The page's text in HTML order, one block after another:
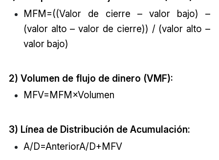
MFM=((Valor de cierre – valor bajo) –
(valor alto – valor de cierre)) / (valor alto –
valor bajo)
2) Volumen de flujo de dinero (VMF):
MFV=MFM×Volumen
3) Línea de Distribución de Acumulación:
A/D=AnteriorA/D+MFV